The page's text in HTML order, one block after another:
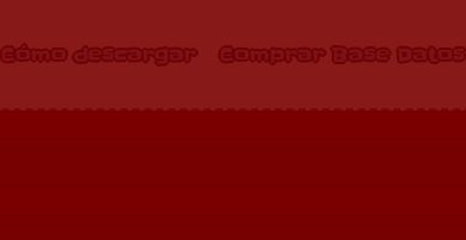
Cómo descargar Comprar Base Datos